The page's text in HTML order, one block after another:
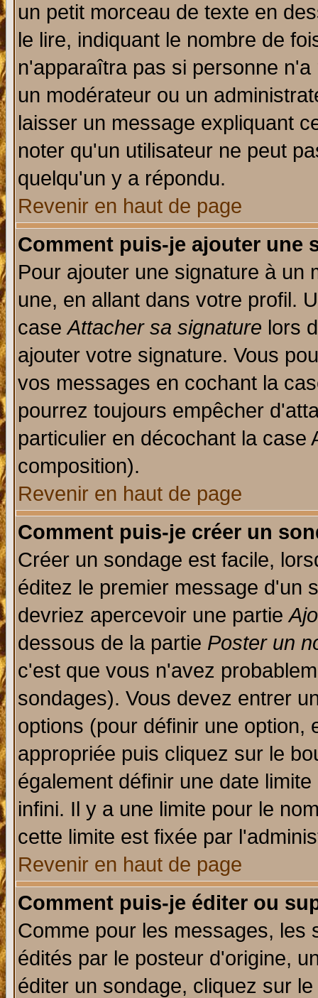
un petit morceau de texte en
le lire, indiquant le nombre de
n'apparaîtra pas si personne
un modérateur ou un
laisser un message expliquant
noter qu'un utilisateur ne peut
quelqu'un y a répondu.
Revenir en haut de page
Comment puis-je ajouter une
Pour ajouter une signature à un
une, en allant dans votre profil.
caseAttacher sa signature lors
ajouter votre signature. Vous
vos messages en cochant la
pourrez toujours empêcher
particulier en décochant la
composition).
Revenir en haut de page
Comment puis-je créer un
Créer un sondage est facile,
éditez le premier message d'un
devriez apercevoir une partie
dessous de la partie Poster un
c'est que vous n'avez
sondages). Vous devez entrer
options (pour définir une option,
appropriée puis cliquez sur le
également définir une date
infini. Il y a une limite pour le
cette limite est fixée par
Revenir en haut de page
Comment puis-je éditer ou
Comme pour les messages, les
édités par le posteur d'origine,
éditer un sondage, cliquez sur